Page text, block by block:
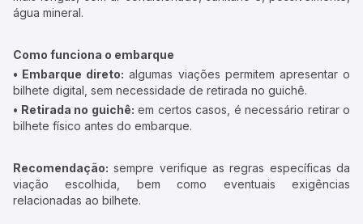
água mineral.
Como funciona o embarque
• Embarque direto: algumas viações permitem apresentar o
bilhete digital, sem necessidade de retirada no guichê.
• Retirada no guichê: em certos casos, é necessário retirar o
bilhete físico antes do embarque.
Recomendação: sempre verifique as regras específicas da
viação escolhida, bem como eventuais exigências
relacionadas ao bilhete.